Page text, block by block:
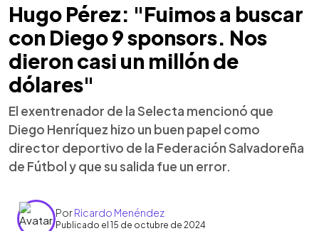
Hugo Pérez: "Fuimos a buscar
con Diego 9 sponsors. Nos
dieron casi un millón de
dólares"
El exentrenador de la Selecta mencionó que
Diego Henríquez hizo un buen papel como
director deportivo de la Federación Salvadoreña
de Fútbol y que su salida fue un error.
PorRicardo Menéndez
Publicado el 15 de octubre de 2024